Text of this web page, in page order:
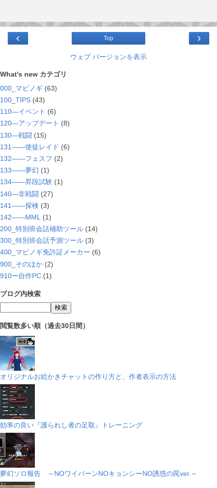
‹ ›
Top
ウェブ バージョンを表示
What's new カテゴリ
000_マビノギ (63)
100_TIPS (43)
110―イベント (6)
120―アップデート (8)
130―戦闘 (15)
131――使徒レイド (6)
132――フェスフ (2)
133――夢幻 (1)
134――昇段試験 (1)
140―非戦闘 (27)
141――探検 (3)
142――MML
(1)
200_特別班会話補助ツール (14)
300_特別班会話予測ツール (3)
400_マビノギ免許証メーカー (6)
900_そのほか (2)
910ー自作PC (1)
ブログ内検索
閲覧数多い順（過去30日間）
オリジナルお絵かきチャットの作り方と、作者表示の方法
効率の良い『護られし者の足取』トレーニング
夢幻ソロ報告 ～NOワイバーンNOキョンシーNO誘惑の罠ver.～